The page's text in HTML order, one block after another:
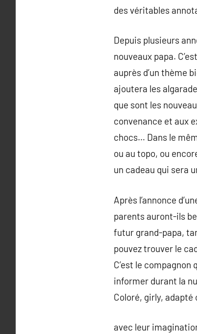
des véritables
Depuis plusieurs
nouveaux papa.
auprès d’un thème
ajoutera les
que sont les
convenance et aux
chocs… Dans le
ou au topo, ou
un cadeau qui sera
Après l’annonce
parents auront-ils
futur grand-papa,
pouvez trouver le
C’est le
informer durant la
Coloré, girly, adapté
avec leur